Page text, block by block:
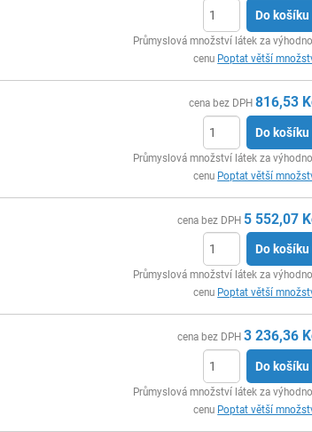
Do košíku
Průmyslová množství látek za
cenu Poptat větší
cena bez DPH 816,53
Do košíku
Průmyslová množství látek za
cenu Poptat větší
cena bez DPH 5 552,07
Do košíku
Průmyslová množství látek za
cenu Poptat větší
cena bez DPH 3 236,36
Do košíku
Průmyslová množství látek za
cenu Poptat větší